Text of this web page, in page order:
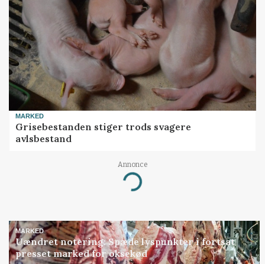
MARKED
Grisebestanden stiger trods svagere
avlsbestand
Annonce
Loading...
MARKED
Uændret notering: Spæde lyspunkter i fortsat
presset marked for oksekød